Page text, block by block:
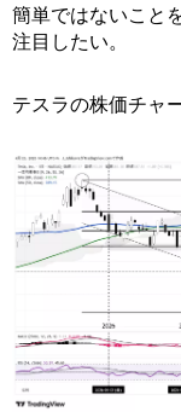
簡単ではないこと
注目したい。
テスラの株価チャ